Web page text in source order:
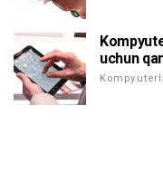
uchun